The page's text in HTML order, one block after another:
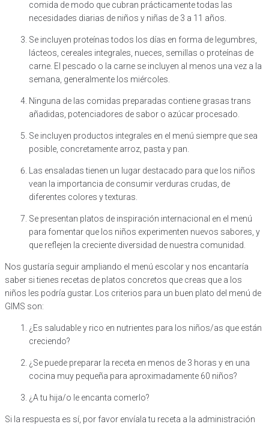
comida de modo que cubran prácticamente todas las
necesidades diarias de niños y niñas de 3 a 11 años.
Se incluyen proteínas todos los días en forma de legumbres,
lácteos, cereales integrales, nueces, semillas o proteínas de
carne. El pescado o la carne se incluyen al menos una vez a la
semana, generalmente los miércoles.
Ninguna de las comidas preparadas contiene grasas trans
añadidas, potenciadores de sabor o azúcar procesado.
Se incluyen productos integrales en el menú siempre que sea
posible, concretamente arroz, pasta y pan.
Las ensaladas tienen un lugar destacado para que los niños
vean la importancia de consumir verduras crudas, de
diferentes colores y texturas.
Se presentan platos de inspiración internacional en el menú
para fomentar que los niños experimenten nuevos sabores, y
que reflejen la creciente diversidad de nuestra comunidad.
Nos gustaría seguir ampliando el menú escolar y nos encantaría
saber si tienes recetas de platos concretos que creas que a los
niños les podría gustar. Los criterios para un buen plato del menú de
GIMS son:
¿Es saludable y rico en nutrientes para los niños/as que están
creciendo?
¿Se puede preparar la receta en menos de 3 horas y en una
cocina muy pequeña para aproximadamente 60 niños?
¿A tu hija/o le encanta comerlo?
Si la respuesta es sí, por favor envíala tu receta a la administración